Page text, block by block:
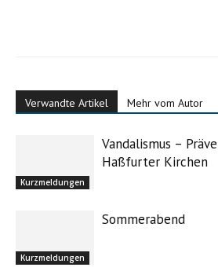
Verwandte Artikel Mehr vom Autor
Kurzmeldungen
Vandalismus –
Haßfurter Kirchen
Kurzmeldungen
Sommerabend